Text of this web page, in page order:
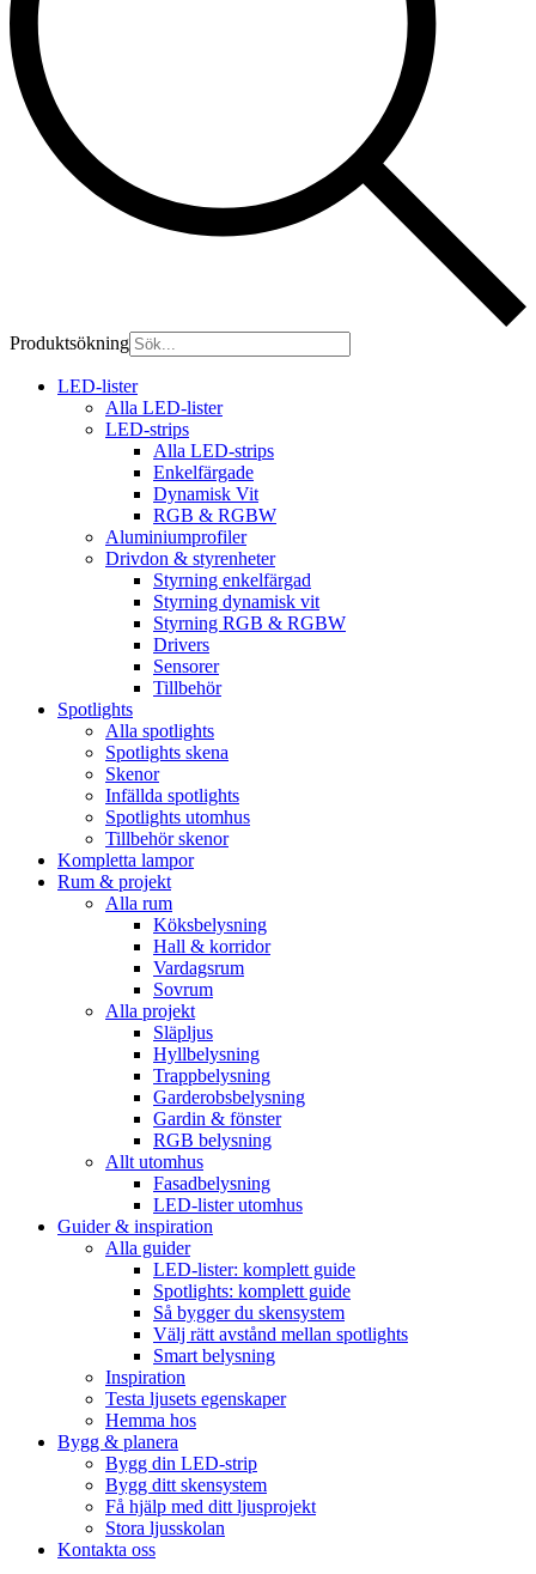
Produktsökning
LED-lister
Alla LED-lister
LED-strips
Alla LED-strips
Enkelfärgade
Dynamisk Vit
RGB & RGBW
Aluminiumprofiler
Drivdon & styrenheter
Styrning enkelfärgad
Styrning dynamisk vit
Styrning RGB & RGBW
Drivers
Sensorer
Tillbehör
Spotlights
Alla spotlights
Spotlights skena
Skenor
Infällda spotlights
Spotlights utomhus
Tillbehör skenor
Kompletta lampor
Rum & projekt
Alla rum
Köksbelysning
Hall & korridor
Vardagsrum
Sovrum
Alla projekt
Släpljus
Hyllbelysning
Trappbelysning
Garderobsbelysning
Gardin & fönster
RGB belysning
Allt utomhus
Fasadbelysning
LED-lister utomhus
Guider & inspiration
Alla guider
LED-lister: komplett guide
Spotlights: komplett guide
Så bygger du skensystem
Välj rätt avstånd mellan spotlights
Smart belysning
Inspiration
Testa ljusets egenskaper
Hemma hos
Bygg & planera
Bygg din LED-strip
Bygg ditt skensystem
Få hjälp med ditt ljusprojekt
Stora ljusskolan
Kontakta oss